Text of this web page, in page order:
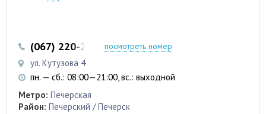
(067) 220-22-32посмотреть номер
ул. Кутузова 4
пн. — сб.: 08:00—21:00, вс.: выходной
Метро: Печерская
Район: Печерский / Печерск